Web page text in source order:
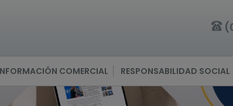
COMERCIAL RESPONSABILIDAD SOCIAL